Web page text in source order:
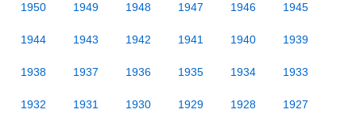
1950 1949 1948 1947 1946 1945
1944 1943 1942 1941 1940 1939
1938 1937 1936 1935 1934 1933
1932 1931 1930 1929 1928 1927